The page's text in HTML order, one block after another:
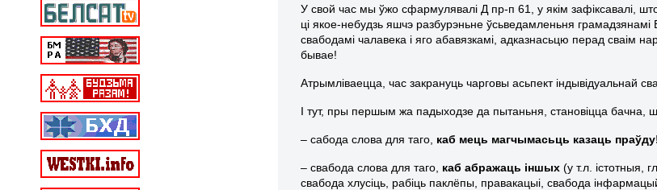
У свой час мы ўжо сфармулявалі Д пр-п 61, у якім зафіксавалі,
ці якое-небудзь яшчэ разбурэньне ўсьведамленьня грамадзянамі
свабодамі чалавека і яго абавязкамі, адказнасьцю перад сваім
бывае!
Атрымліваецца, час закрануць чарговы асьпект індывідуальнай
І тут, пры першым жа падыходзе да пытаньня, становіцца бачна,
– сабода слова для таго, каб мець магчымасьць казаць
– свабода слова для таго, каб абражаць іншых (у т.л. істотныя,
свабода хлусіць, рабіць паклёпы, правакацыі, свабода